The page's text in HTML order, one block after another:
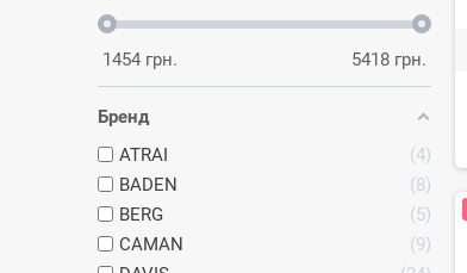
1454 грн. 5418 грн.
Бренд
ATRAI
4
BADEN
8
BERG
5
CAMAN
9